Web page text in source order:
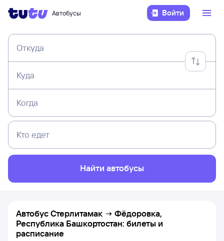
Автобусы Войти
Откуда
Куда
Когда
Кто едет
Найти автобусы
Автобус Стерлитамак → Фёдоровка,
Республика Башкортостан: билеты и
расписание